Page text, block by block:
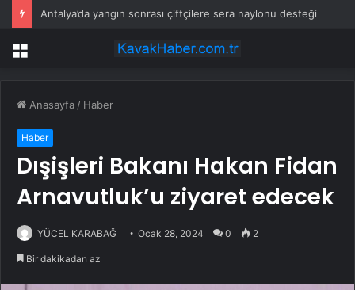
Antalya’da yangın sonrası çiftçilere sera naylonu desteği
Menü
Anasayfa / Haber
Haber
Dışişleri Bakanı Hakan Fidan
Arnavutluk’u ziyaret edecek
YÜCEL KARABAĞ Ocak 28, 2024 0 2
Bir dakikadan az